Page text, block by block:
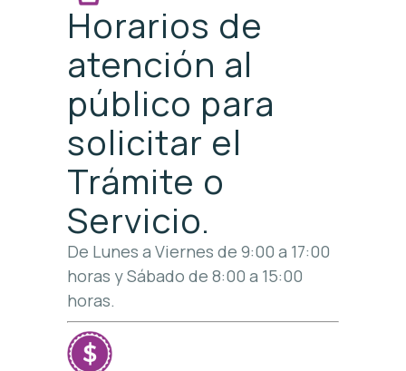
Horarios de
atención al
público para
solicitar el
Trámite o
Servicio.
De Lunes a Viernes de 9:00 a 17:00
horas y Sábado de 8:00 a 15:00
horas.